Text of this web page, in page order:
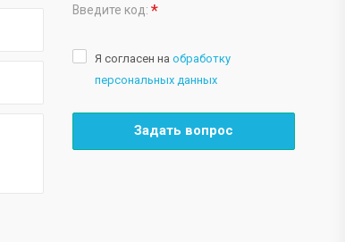
Введите код: *
Я согласен наобработку
персональных данных
Задать вопрос